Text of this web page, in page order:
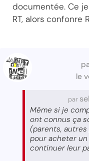
documentée. Ce
RT, alors confonre
le
par
Même si je
ont connus ça
(parents,
pour acheter
continuer leur